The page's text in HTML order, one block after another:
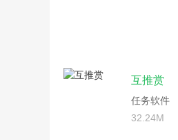
互推赏
任务软件
32.24M